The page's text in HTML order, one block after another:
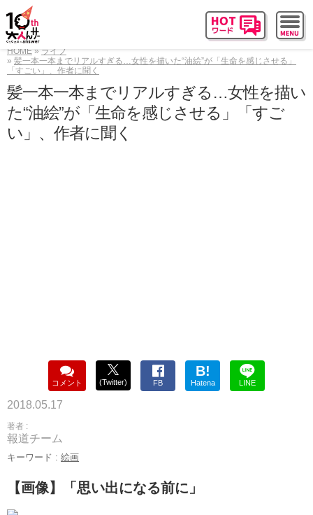
HOME
ライフ
髪一本一本までリアルすぎる…女性を描いた“油絵”が「生命を感じさせる」
「すごい」、作者に聞く
髪一本一本までリアルすぎる…女性を描い
た“油絵”が「生命を感じさせる」「すご
い」、作者に聞く
コメント (Twitter) FB
B!
Hatena LINE
2018.05.17
著者 :
報道チーム
キーワード : 絵画
【画像】「思い出になる前に」